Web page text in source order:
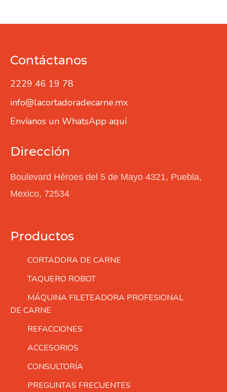
Contáctanos
2229 46 19 78
info@lacortadoradecarne.mx
Envíanos un WhatsApp aquí
Dirección
Boulevard Héroes del 5 de Mayo 4321, Puebla,
Mexico, 72534
Productos
CORTADORA DE CARNE
TAQUERO ROBOT
MÁQUINA FILETEADORA PROFESIONAL
DE CARNE
REFACCIONES
ACCESORIOS
CONSULTORÍA
PREGUNTAS FRECUENTES